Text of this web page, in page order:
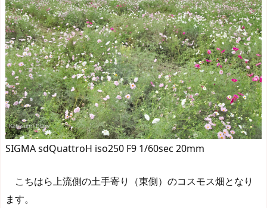
SIGMA sdQuattroH iso250 F9 1/60sec 20mm
こちはら上流側の土手寄り（東側）のコスモス畑となり
ます。